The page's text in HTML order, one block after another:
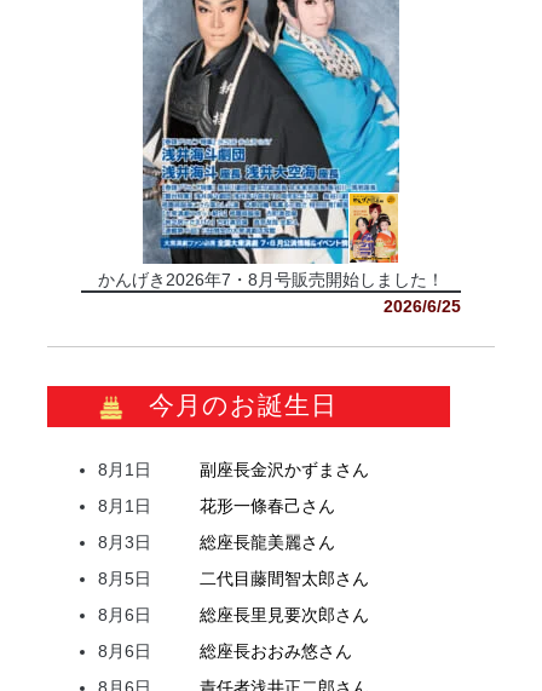
かんげき2026年7・8月号販売開始しました！
2026/6/25
今月のお誕生日
8月1日 副座長金沢かずま さん
8月1日
花形一條春己さん
8月3日
総座長龍美麗さん
8月5日
二代目藤間智太郎さん
8月6日
総座長里見要次郎さん
8月6日
総座長おおみ悠さん